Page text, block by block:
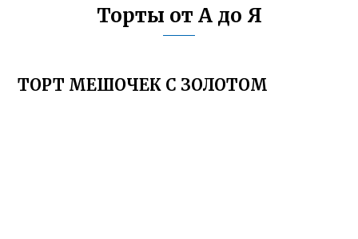
Торты от А до Я
ТОРТ МЕШОЧЕК С ЗОЛОТОМ